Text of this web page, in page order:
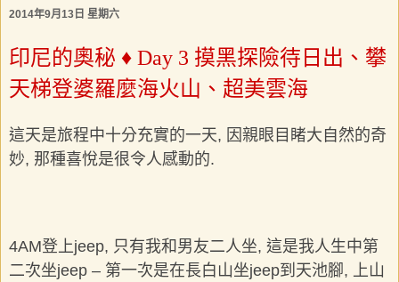
2014年9月13日 星期六
印尼的奧秘 ♦ Day 3 摸黑探險待日出、攀
天梯登婆羅麼海火山、超美雲海
這天是旅程中十分充實的一天, 因親眼目睹大自然的奇
妙, 那種喜悅是很令人感動的.
4AM登上jeep, 只有我和男友二人坐, 這是我人生中第
二次坐jeep – 第一次是在長白山坐jeep到天池腳, 上山